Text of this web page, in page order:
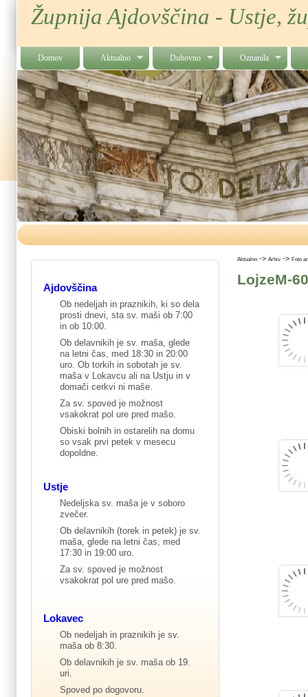
Župnija Ajdovščina - Ustje,
Domov Aktualno Duhovno Oznanila
Aktualno ->Arhiv ->Foto
LojzeM-
Ajdovščina
Ob nedeljah in praznikih, ki so dela
prosti dnevi, sta sv. maši ob 7:00
in ob 10:00.
Ob delavnikih je sv. maša, glede
na letni čas, med 18:30 in 20:00
uro. Ob torkih in sobotah je sv.
maša v Lokavcu ali na Ustju in v
domači cerkvi ni maše.
Za sv. spoved je možnost
vsakokrat pol ure pred mašo.
Obiski bolnih in ostarelih na domu
so vsak prvi petek v mesecu
dopoldne.
Ustje
Nedeljska sv. maša je v soboro
zvečer.
Ob delavnikih (torek in petek) je sv.
maša, glede na letni čas, med
17:30 in 19:00 uro.
Za sv. spoved je možnost
vsakokrat pol ure pred mašo.
Lokavec
Ob nedeljah in praznikih je sv.
maša ob 8:30.
Ob delavnikih je sv. maša ob 19.
uri.
Spoved po dogovoru.